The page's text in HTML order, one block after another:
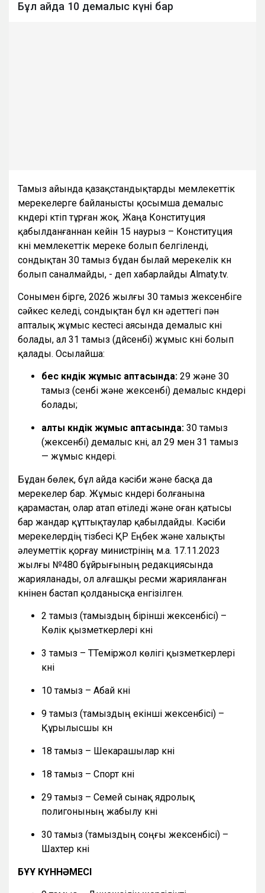
Бұл айда 10 демалыс күні бар
Тамыз айында қазақстандықтарды мемлекеттік
мерекелерге байланысты қосымша демалыс
күндері күтіп тұрған жоқ. Жаңа Конституция
қабылданғаннан кейін 15 наурыз – Конституция
күні мемлекеттік мереке болып белгіленді,
сондықтан 30 тамыз бұдан былай мерекелік күн
болып саналмайды, - деп хабарлайды Almaty.tv.
Сонымен бірге, 2026 жылғы 30 тамыз жексенбіге
сәйкес келеді, сондықтан бұл күн әдеттегі пән
апталық жұмыс кестесі аясында демалыс күні
болады, ал 31 тамыз (дүйсенбі) жұмыс күні болып
қалады. Осылайша:
бес күндік жұмыс аптасында: 29 және 30
тамыз (сенбі және жексенбі) демалыс күндері
болады;
алты күндік жұмыс аптасында: 30 тамыз
(жексенбі) демалыс күні, ал 29 мен 31 тамыз
— жұмыс күндері.
Бұдан бөлек, бұл айда кәсіби және басқа да
мерекелер бар. Жұмыс күндері болғанына
қарамастан, олар атап өтіледі және оған қатысы
бар жандар құттықтаулар қабылдайды. Кәсіби
мерекелердің тізбесі ҚР Еңбек және халықты
әлеуметтік қорғау министрінің м.а. 17.11.2023
жылғы №480 бұйрығының редакциясында
жарияланады, ол алғашқы ресми жарияланған
күнінен бастап қолданысқа енгізілген.
2 тамыз (тамыздың бірінші жексенбісі) –
Көлік қызметкерлері күні
3 тамыз – ТТеміржол көлігі қызметкерлері
күні
10 тамыз – Абай күні
9 тамыз (тамыздың екінші жексенбісі) –
Құрылысшы күн
18 тамыз – Шекарашылар күні
18 тамыз – Спорт күні
29 тамыз – Семей сынақ ядролық
полигонының жабылу күні
30 тамыз (тамыздың соңғы жексенбісі) –
Шахтер күні
БҰҰ КҮННӘМЕСІ